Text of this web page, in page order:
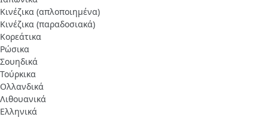
Κινέζικα (απλοποιημένα)
Κινέζικα (παραδοσιακά)
Κορεάτικα
Ρώσικα
Σουηδικά
Τούρκικα
Ολλανδικά
Λιθουανικά
Ελληνικά